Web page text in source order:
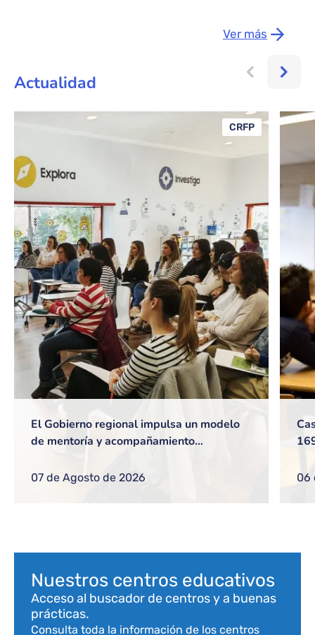
Ver más
Actualidad
CRFP
El Gobierno regional impulsa un modelo
de mentoría y acompañamiento
directivos
07 de Agosto de 2026 06
Nuestros centros educativos
Acceso al buscador de centros y a buenas
prácticas.
Consulta toda la información de los centros